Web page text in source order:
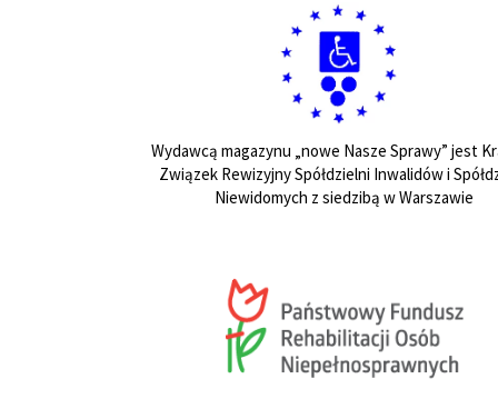
Wydawcą magazynu „nowe Nasze Sprawy” jest
Związek Rewizyjny Spółdzielni Inwalidów i
Niewidomych z siedzibą w Warszawie